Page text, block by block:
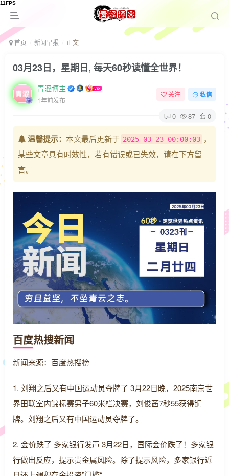
首页 新闻早报 正文
03月23日，星期日, 每天60秒读懂全世界！
青涩博主
1年前发布
关注 私信
0 87 0
温馨提示： 本文最后更新于 2025-03-23 00:00:03 ，
某些文章具有时效性，若有错误或已失效，请在下方留
言。
百度热搜新闻
新闻来源：百度热搜榜
1. 刘翔之后又有中国运动员夺牌了 3月22日晚，2025南京世
界田联室内锦标赛男子60米栏决赛，刘俊茜7秒55获得铜
牌。刘翔之后又有中国运动员夺牌了。
2. 金价跌了 多家银行发声 3月22日，国际金价跌了！多家银
行做出反应，提示贵金属风险。除了提示风险，多家银行近